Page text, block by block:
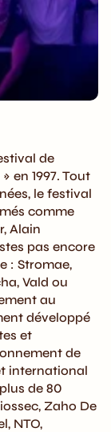
de
en 1997. Tout
le festival
comme
Alain
pas encore
: Stromae,
Vald ou
au
développé
et
de
international
de 80
Zaho De
NTO,